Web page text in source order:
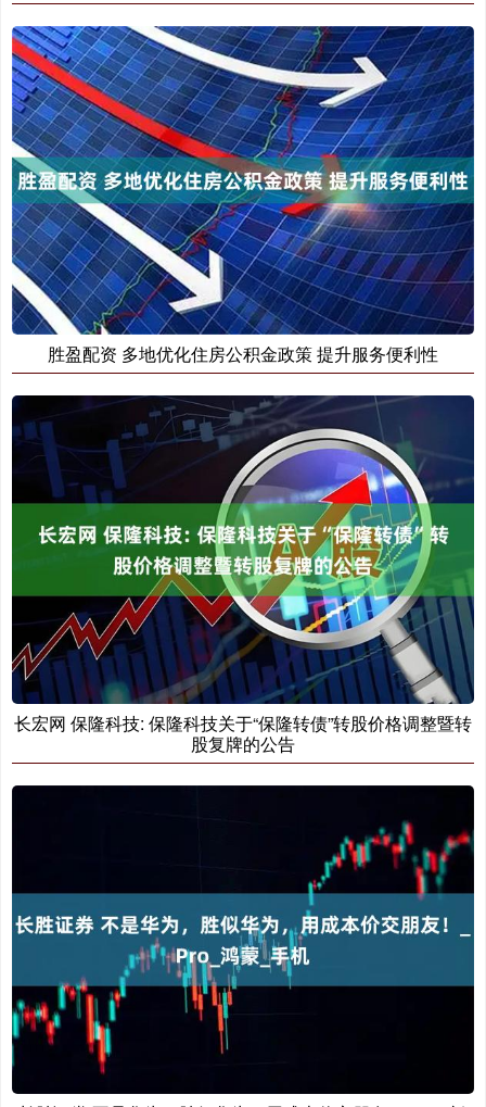
胜盈配资 多地优化住房公积金政策 提升服务便利性
长宏网 保隆科技: 保隆科技关于“保隆转债”转股价格调整暨转
股复牌的公告